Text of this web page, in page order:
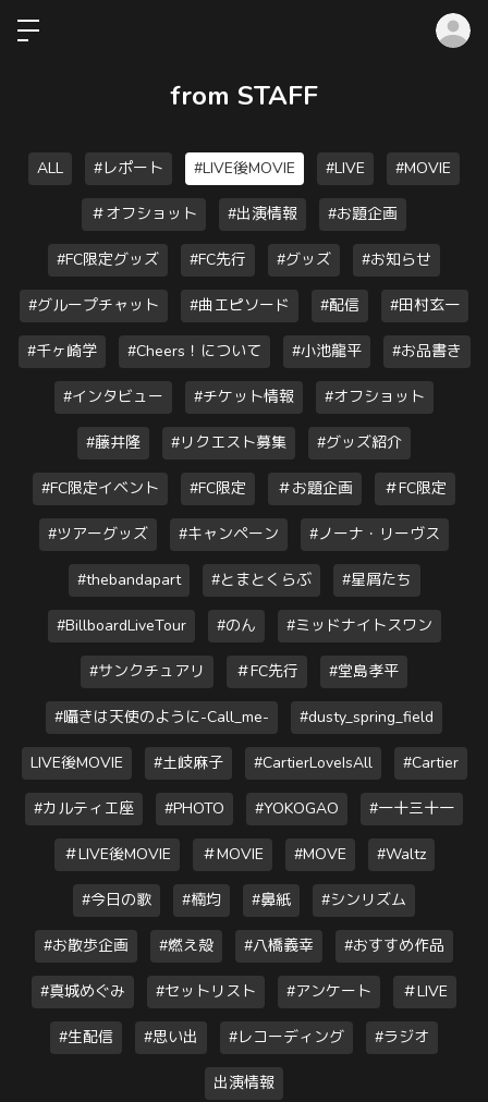
from STAFF
ALL #レポート #LIVE後MOVIE #LIVE #MOVIE
＃オフショット #出演情報 #お題企画
#FC限定グッズ #FC先行 #グッズ #お知らせ
#グループチャット #曲エピソード #配信 #田村玄一
#千ヶ崎学 #Cheers！について #小池龍平 #お品書き
#インタビュー #チケット情報 #オフショット
#藤井隆 #リクエスト募集 #グッズ紹介
#FC限定イベント #FC限定 ＃お題企画 ＃FC限定
#ツアーグッズ #キャンペーン #ノーナ・リーヴス
#thebandapart #とまとくらぶ #星屑たち
#BillboardLiveTour #のん #ミッドナイトスワン
#サンクチュアリ ＃FC先行 #堂島孝平
#囁きは天使のように-Call_me- #dusty_spring_field
LIVE後MOVIE #土岐麻子 #CartierLoveIsAll #Cartier
#カルティエ座 #PHOTO #YOKOGAO #一十三十一
＃LIVE後MOVIE ＃MOVIE #MOVE #Waltz
#今日の歌 #楠均 #鼻紙 #シンリズム
#お散歩企画 #燃え殻 #八橋義幸 #おすすめ作品
#真城めぐみ #セットリスト #アンケート ＃LIVE
#生配信 #思い出 #レコーディング #ラジオ
出演情報